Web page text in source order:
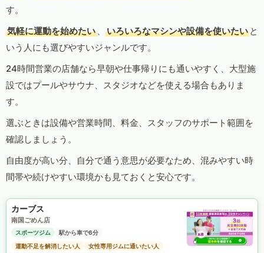
す。
気軽に運動を始めたい 、 いろいろなマシンや設備を使いたい と
いう人にも選びやすいジャンルです。
24時間営業の店舗なら早朝や仕事帰りにも通いやすく、大型施
設ではプールやサウナ、スタジオなどを使える場合もありま
す。
選ぶときは設備や営業時間、料金、スタッフのサポート範囲を
確認しましょう。
自由度が高い分、自分で通う意思が必要なため、混みやすい時
間帯や続けやすい環境かも見ておくと安心です。
カーブス
南国ごめん店
スポーツジム
駅から車で6分
運動不足を解消したい人
女性専用ジムに通いたい人